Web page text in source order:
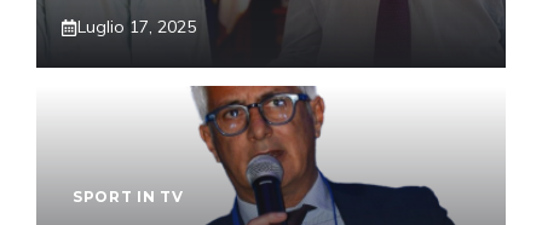
Luglio 17, 2025
SPORT IN TV